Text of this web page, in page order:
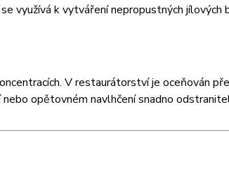
využívá k vytváření nepropustných jílových
V restaurátorství je oceňován
opětovném navlhčení snadno